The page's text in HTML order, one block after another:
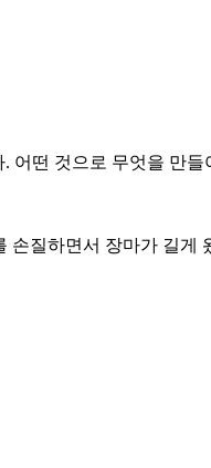
어떤 것으로 무엇을 만들
손질하면서 장마가 길게